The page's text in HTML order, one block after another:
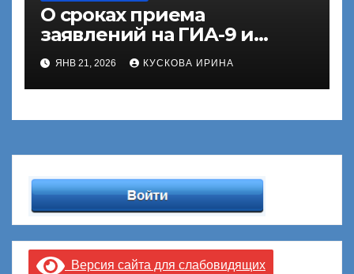
О сроках приема
заявлений на ГИА-9 и
ГИА-11
ЯНВ 21, 2026 КУСКОВА ИРИНА
Версия сайта для слабовидящих